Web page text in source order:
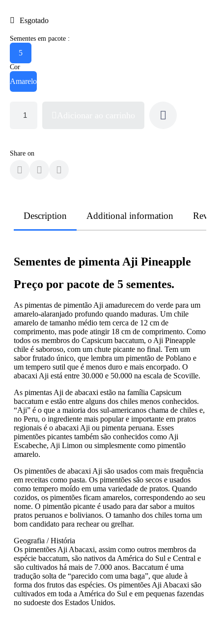
Esgotado
Sementes em pacote :
5
Cor
Amarelo
Share on
Description Additional information
Sementes de pimenta Aji Pineapple
Preço por pacote de 5 sementes.
As pimentas de pimentão Aji amadurecem do verde para um
amarelo-alaranjado profundo quando maduras. Um chile
amarelo de tamanho médio tem cerca de 12 cm de
comprimento, mas pode atingir 18 cm de comprimento. Como
todos os membros do Capsicum baccatum, o Aji Pineapple
chile é saboroso, com um chute picante no final. Tem um
sabor frutado único, que lembra um pimentão de Poblano e
um tempero sutil que é menos duro e mais encorpado. O
abacaxi Aji está entre 30.000 e 50.000 na escala de Scoville.
As pimentas Aji de abacaxi estão na família Capsicum
baccatum e estão entre alguns dos chiles menos conhecidos.
“Aji” é o que a maioria dos sul-americanos chama de chiles e,
no Peru, o ingrediente mais popular e importante em pratos
regionais é o abacaxi Aji ou pimenta peruana. Esses
pimentões picantes também são conhecidos como Aji
Escabeche, Aji Limon ou simplesmente como pimentão
amarelo.
Os pimentões de abacaxi Aji são usados ​​com mais frequência
em receitas como pasta. Os pimentões são secos e usados ​​
como tempero moído em uma variedade de pratos. Quando
cozidos, os pimentões ficam amarelos, correspondendo ao seu
nome. O pimentão picante é usado para dar sabor a muitos
pratos peruanos e bolivianos. O tamanho dos chiles torna um
bom candidato para rechear ou grelhar.
Geografia / História
Os pimentões Aji Abacaxi, assim como outros membros da
espécie baccatum, são nativos da América do Sul e Central e
são cultivados há mais de 7.000 anos. Baccatum é uma
tradução solta de “parecido com uma baga”, que alude à
forma dos frutos das espécies. Os pimentões Aji Abacaxi são
cultivados em toda a América do Sul e em pequenas fazendas
no sudoeste dos Estados Unidos.